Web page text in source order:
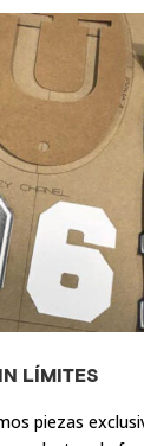
LÍMITES
piezas